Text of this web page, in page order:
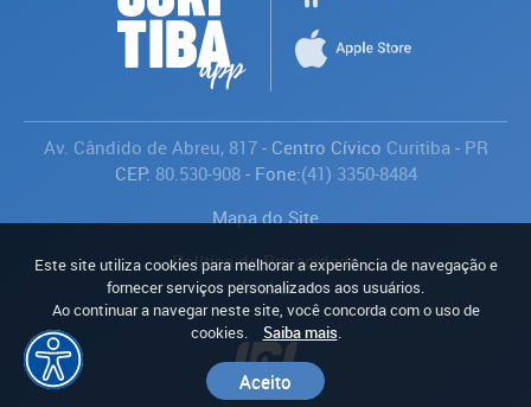
Av. Cândido de Abreu, 817- Centro Cívico Curitiba- PR
CEP: 80.530-908- Fone:(41) 3350-8484
Mapa do Site
Política de Privacidade
Avaliar
Este site utiliza cookies para melhorar a experiência de navegação e
fornecer serviços personalizados aos usuários.
Ao continuar a navegar neste site, você concorda com o uso de
cookies.
Saiba mais.
Aceito